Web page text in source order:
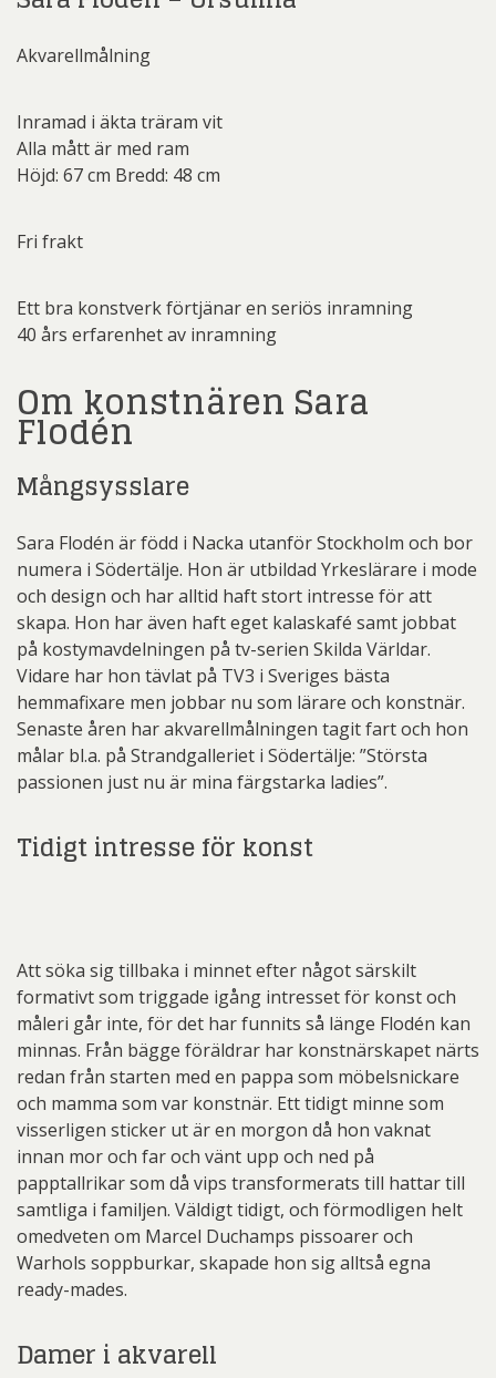
Akvarellmålning
Inramad i äkta träram vit
Alla mått är med ram
Höjd: 67 cm Bredd: 48 cm
Fri frakt
Ett bra konstverk förtjänar en seriös inramning
40 års erfarenhet av inramning
Om konstnären Sara
Flodén
Mångsysslare
Sara Flodén är född i Nacka utanför Stockholm och bor
numera i Södertälje. Hon är utbildad Yrkeslärare i mode
och design och har alltid haft stort intresse för att
skapa. Hon har även haft eget kalaskafé samt jobbat
på kostymavdelningen på tv-serien Skilda Världar.
Vidare har hon tävlat på TV3 i Sveriges bästa
hemmafixare men jobbar nu som lärare och konstnär.
Senaste åren har akvarellmålningen tagit fart och hon
målar bl.a. på Strandgalleriet i Södertälje: ”Största
passionen just nu är mina färgstarka ladies”.
Tidigt intresse för konst
Att söka sig tillbaka i minnet efter något särskilt
formativt som triggade igång intresset för konst och
måleri går inte, för det har funnits så länge Flodén kan
minnas. Från bägge föräldrar har konstnärskapet närts
redan från starten med en pappa som möbelsnickare
och mamma som var konstnär. Ett tidigt minne som
visserligen sticker ut är en morgon då hon vaknat
innan mor och far och vänt upp och ned på
papptallrikar som då vips transformerats till hattar till
samtliga i familjen. Väldigt tidigt, och förmodligen helt
omedveten om Marcel Duchamps pissoarer och
Warhols soppburkar, skapade hon sig alltså egna
ready-mades.
Damer i akvarell